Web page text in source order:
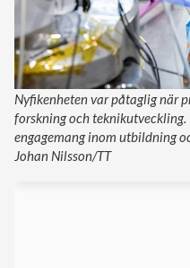
Nyfikenheten var påtaglig när
forskning och
engagemang inom utbildning
Johan Nilsson/TT